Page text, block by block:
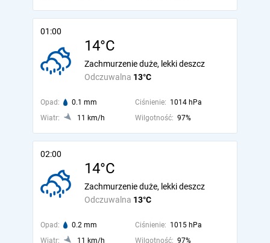
01:00
14°C
Odczuwalna 13°C
Zachmurzenie duże, lekki deszcz
Opad: 0.1 mm Ciśnienie: 1014 hPa
Wiatr:
11 km/h Wilgotność: 97%
02:00
14°C
Odczuwalna 13°C
Zachmurzenie duże, lekki deszcz
Opad: 0.2 mm Ciśnienie: 1015 hPa
Wiatr:
11 km/h Wilgotność: 97%